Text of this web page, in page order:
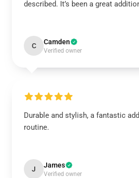
described. It’s been a great
C Camden
Verified owner
Durable and stylish, a fantastic
routine.
J James
Verified owner